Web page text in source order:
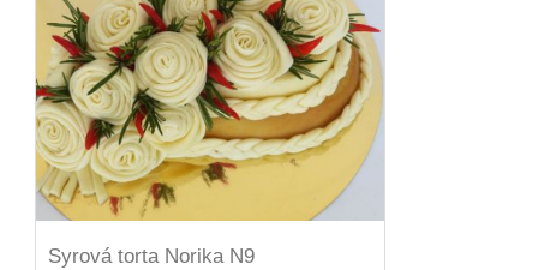
Syrová torta Norika N9